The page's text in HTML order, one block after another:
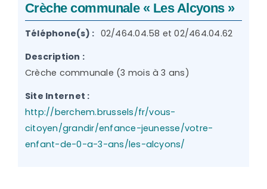
Crèche communale « Les Alcyons »
Téléphone(s) : 02/464.04.58 et 02/464.04.62
Description :
Crèche communale (3 mois à 3 ans)
Site Internet :
http://berchem.brussels/fr/vous-
citoyen/grandir/enfance-jeunesse/votre-
enfant-de-0-a-3-ans/les-alcyons/